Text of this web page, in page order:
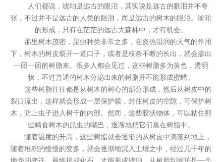
人们都说，琥珀是远古的眼泪，其实说是远古的眼泪并不夸
张，不过并不是远古的人类的眼泪，而是远古的树木的眼泪。琥珀
的形成，只有在茫茫的远古大森林中，才有机会。
那里树木茂密，昆虫种类非常之多，在炎热湿润的天气的作用
下，树木的树皮裂开一道口子，或者是枝条不断的长出，就会渗出
一团一团的树脂来。很多人都会见过，这些树脂多为黄色，透明
状，不过普通的树木分泌出来的树脂并不能形成蜜蜡。
这些树脂往往都是从树木的树心的部分形成，然后从树皮中的
裂口流出，这样就会形成一层保护膜，封住树皮的空隙，可保护树
木，防止虫子进入树干的内部。然而，这些胶状物体，可以粘住那
些啃食树木的昆虫的嘴巴，逐渐地把它们裹在树脂中。
随着温度的升高，这些树脂就会逐渐的从树皮中滴落到地上，
随着堆积的慢慢的变多，就会逐渐地沉入土壤之中，经过几千年的